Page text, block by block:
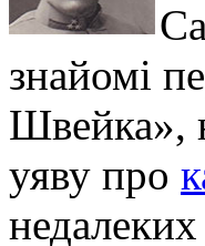
знайомі
Швейка»,
уяву про